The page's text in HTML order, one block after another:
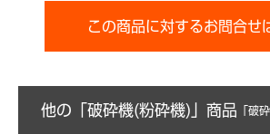
この商品に対するお問合せ
他の「破砕機(粉砕機)」商品 「破